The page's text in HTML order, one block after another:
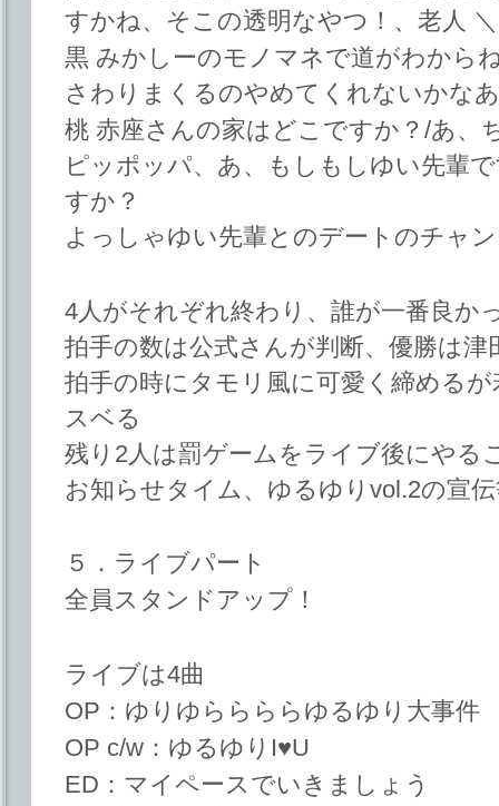
すかね、そこの透明なやつ！、老人
黒 みかしーのモノマネで道がわから
さわりまくるのやめてくれないかな
桃 赤座さんの家はどこですか？/あ、
ピッポッパ、あ、もしもしゆい先輩
すか？
よっしゃゆい先輩とのデートのチャ
4人がそれぞれ終わり、誰が一番良か
拍手の数は公式さんが判断、優勝は津
拍手の時にタモリ風に可愛く締めるが
スベる
残り2人は罰ゲームをライブ後にやる
お知らせタイム、ゆるゆりvol.2の宣
５．ライブパート
全員スタンドアップ！
ライブは4曲
OP：ゆりゆららららゆるゆり大事件
OP c/w：ゆるゆりI♥U
ED：マイペースでいきましょう